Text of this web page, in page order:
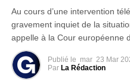
Au cours d’une intervention
gravement inquiet de la
appelle à la Cour européenne
Publié le mar 23 Mar
Par La Rédaction